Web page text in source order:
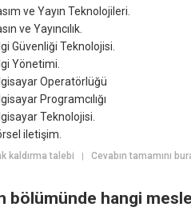
ve Yayın Teknolojileri.
ve Yayıncılık.
Güvenliği Teknolojisi.
Yönetimi.
Operatörlüğü
Programcılığı
Teknolojisi.
iletişim.
kaldırma talebi | Cevabın tamamını
bölümünde hangi